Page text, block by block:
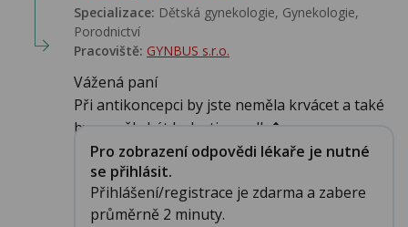
Specializace: Dětská gynekologie, Gynekologie,
Porodnictví
Pracoviště: GYNBUS s.r.o.
Vážená paní
Při antikoncepci by jste neměla krvácet a také
by neměly být bolesti v podb�...
Pro zobrazení odpovědi lékaře je nutné
se přihlásit.
Přihlášení/registrace je zdarma a zabere
průměrně 2 minuty.